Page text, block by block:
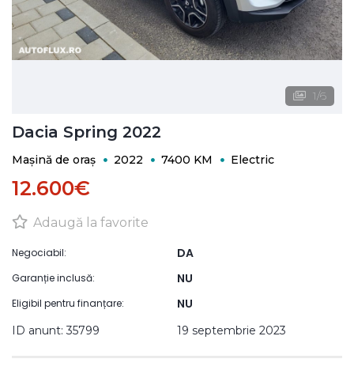
1/6
Dacia Spring 2022
Mașină de oraș 2022 7400 KM Electric
12.600€
Adaugă la favorite
Negociabil: DA
Garanție inclusă: NU
Eligibil pentru finanțare: NU
ID anunt: 35799 19 septembrie 2023